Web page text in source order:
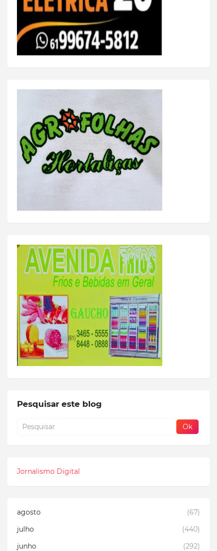
Pesquisar este blog
Jornalismo Digital
agosto
(67)
julho
(440)
junho
(292)